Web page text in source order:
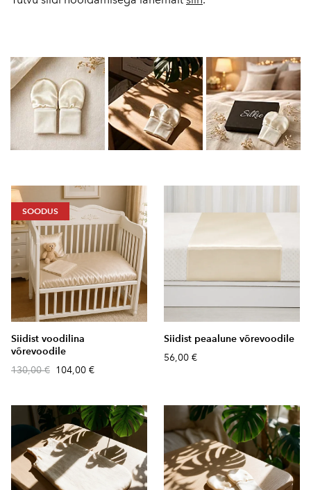
SOODUS
Siidist voodilina
võrevoodile
130,00 € 104,00 €
Siidist peaalune võrevoodile
56,00 €